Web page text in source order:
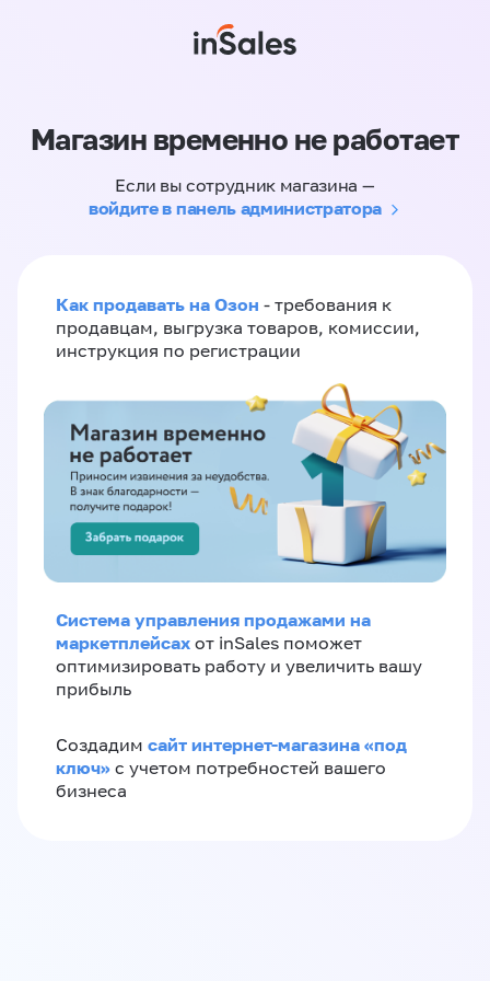
Магазин временно не работает
Если вы сотрудник магазина —
войдите в панель администратора
Как продавать на Озон - требования к
продавцам, выгрузка товаров, комиссии,
инструкция по регистрации
Система управления продажами на
маркетплейсах от inSales поможет
оптимизировать работу и увеличить вашу
прибыль
Создадим сайт интернет-магазина «под
ключ» с учетом потребностей вашего
бизнеса